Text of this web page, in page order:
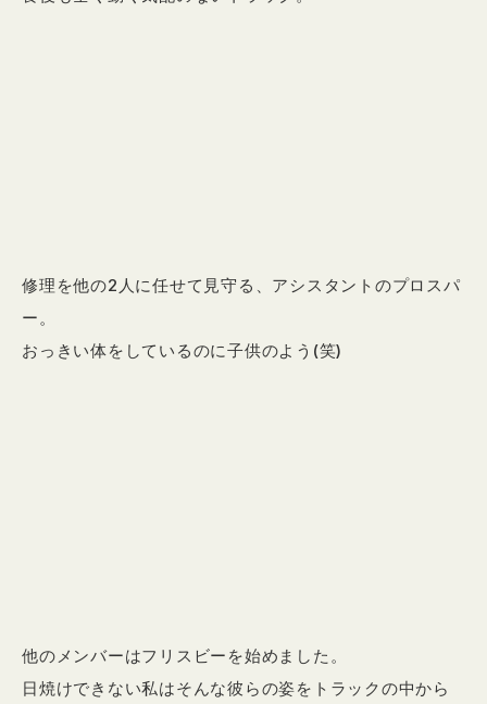
修理を他の2人に任せて見守る、アシスタントのプロスパ
ー。
おっきい体をしているのに子供のよう(笑)
他のメンバーはフリスビーを始めました。
日焼けできない私はそんな彼らの姿をトラックの中から